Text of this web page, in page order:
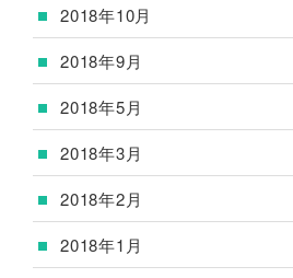
2018年10月
2018年9月
2018年5月
2018年3月
2018年2月
2018年1月